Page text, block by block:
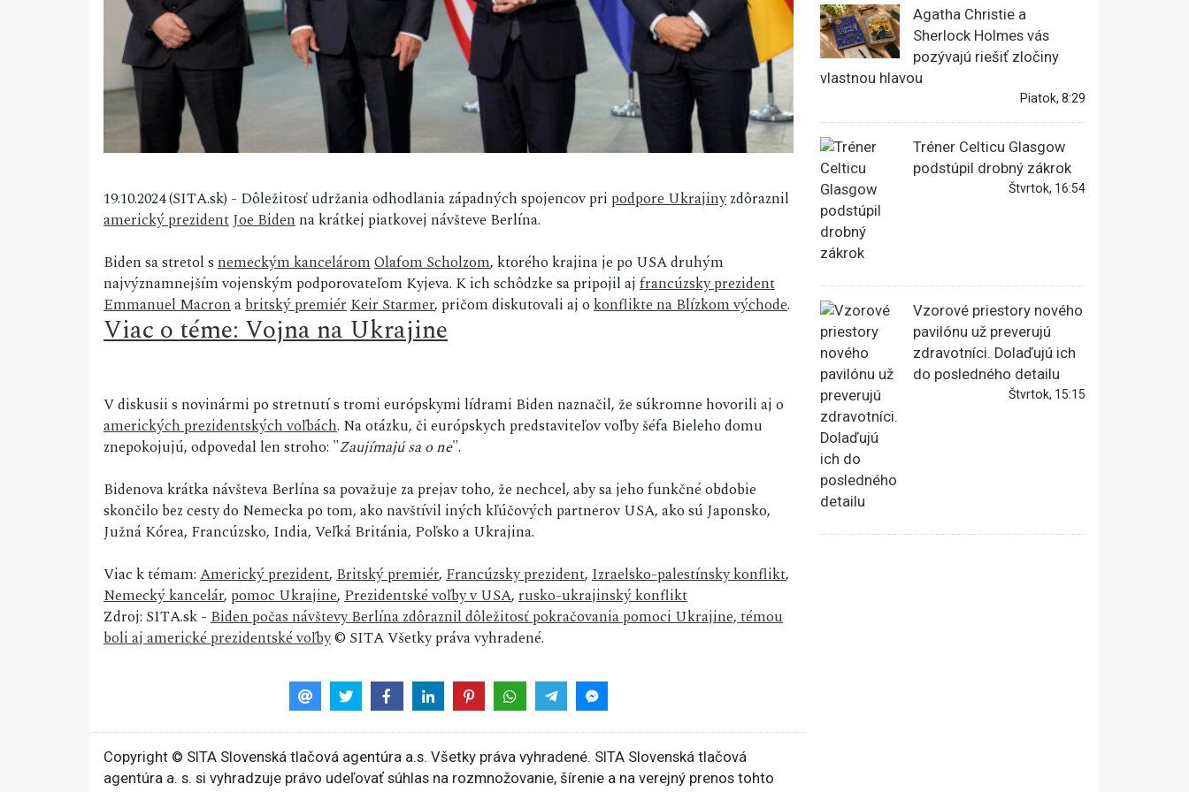
19.10.2024 (SITA.sk) - Dôležitosť udržania odhodlania západných spojencov pri podpore Ukrajinyzdôraznil
americký prezidentJoe Bidenna krátkej piatkovej návšteve Berlína.
Biden sa stretol snemeckým kanceláromOlafom Scholzom, ktorého krajina je po USA druhým
najvýznamnejším vojenským podporovateľom Kyjeva. K ich schôdzke sa pripojil ajfrancúzsky prezident
Emmanuel Macronabritský premiérKeir Starmer, pričom diskutovali aj okonflikte na Blízkom východe.
Viac o téme: Vojna na Ukrajine
V diskusii s novinármi po stretnutí s tromi európskymi lídrami Biden naznačil, že súkromne hovorili aj o
amerických prezidentských voľbách. Na otázku, či európskych predstaviteľov voľby šéfa Bieleho domu
znepokojujú, odpovedal len stroho: "Zaujímajú sa o ne".
Bidenova krátka návšteva Berlína sa považuje za prejav toho, že nechcel, aby sa jeho funkčné obdobie
skončilo bez cesty do Nemecka po tom, ako navštívil iných kľúčových partnerov USA, ako sú Japonsko,
Južná Kórea, Francúzsko, India, Veľká Británia, Poľsko a Ukrajina.
Viac k témam:Americký prezident,Britský premiér,Francúzsky prezident,Izraelsko-palestínsky konflikt,
Nemecký kancelár, pomoc Ukrajine,Prezidentské voľby v USA,rusko-ukrajinský konflikt
Zdroj: SITA.sk -Biden počas návštevy Berlína zdôraznil dôležitosť pokračovania pomoci Ukrajine, témou
boli aj americké prezidentské voľby© SITA Všetky práva vyhradené.
Agatha Christie a
Sherlock Holmes vás
pozývajú riešiť zločiny
vlastnou hlavou
Piatok, 8:29
Tréner Celticu Glasgow
podstúpil drobný zákrok
Štvrtok, 16:54
Vzorové priestory nového
pavilónu už preverujú
zdravotníci. Dolaďujú ich
do posledného detailu
Štvrtok, 15:15
Copyright © SITA Slovenská tlačová agentúra a.s. Všetky práva vyhradené. SITA Slovenská tlačová
agentúra a. s. si vyhradzuje právo udeľovať súhlas na rozmnožovanie, šírenie a na verejný prenos tohto